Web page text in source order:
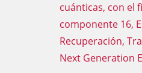
cuánticas, con el
componente 16,
Recuperación,
Next Generation